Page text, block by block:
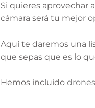
Si quieres aprovechar
cámara será tu mejor
Aquí te daremos una
que sepas que es lo
Hemos incluido drones